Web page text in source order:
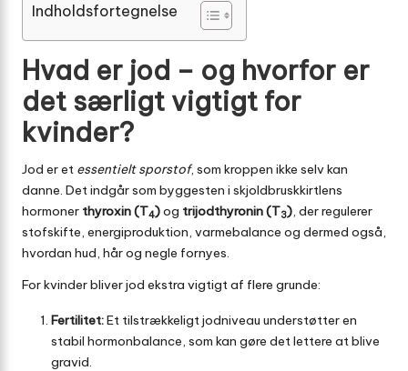
Indholdsfortegnelse
Hvad er jod – og hvorfor er
det særligt vigtigt for
kvinder?
Jod er et essentielt sporstof, som kroppen ikke selv kan
danne. Det indgår som byggesten i skjoldbruskkirtlens
hormoner thyroxin (T4)og trijodthyronin (T3), der regulerer
stofskifte, energiproduktion, varmebalance og dermed også,
hvordan hud, hår og negle fornyes.
For kvinder bliver jod ekstra vigtigt af flere grunde:
Fertilitet:Et tilstrækkeligt jodniveau understøtter en
stabil hormonbalance, som kan gøre det lettere at blive
gravid.